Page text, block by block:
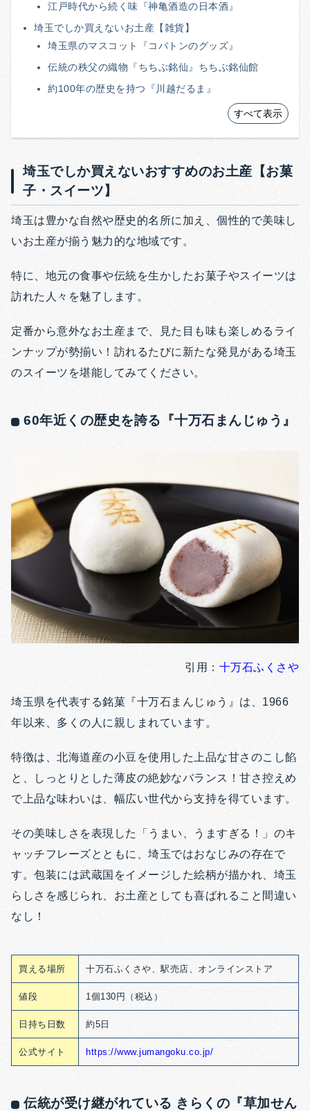
江戸時代から続く味『神亀酒造の日本酒』
埼玉でしか買えないお土産【雑貨】
埼玉県のマスコット『コバトンのグッズ』
伝統の秩父の織物『ちちぶ銘仙』ちちぶ銘仙館
約100年の歴史を持つ『川越だるま』
すべて表示
埼玉でしか買えないおすすめのお土産【お菓
子・スイーツ】
埼玉は豊かな自然や歴史的名所に加え、個性的で美味し
いお土産が揃う魅力的な地域です。
特に、地元の食事や伝統を生かしたお菓子やスイーツは
訪れた人々を魅了します。
定番から意外なお土産まで、見た目も味も楽しめるライ
ンナップが勢揃い！訪れるたびに新たな発見がある埼玉
のスイーツを堪能してみてください。
60年近くの歴史を誇る『十万石まんじゅう』
引用： 十万石ふくさや
埼玉県を代表する銘菓『十万石まんじゅう』は、1966
年以来、多くの人に親しまれています。
特徴は、北海道産の小豆を使用した上品な甘さのこし餡
と、しっとりとした薄皮の絶妙なバランス！甘さ控えめ
で上品な味わいは、幅広い世代から支持を得ています。
その美味しさを表現した「うまい、うますぎる！」のキ
ャッチフレーズとともに、埼玉ではおなじみの存在で
す。包装には武蔵国をイメージした絵柄が描かれ、埼玉
らしさを感じられ、お土産としても喜ばれること間違い
なし！
買える場所 十万石ふくさや、駅売店、オンラインストア
値段 1個130円（税込）
日持ち日数 約5日
公式サイト https://www.jumangoku.co.jp/
伝統が受け継がれている きらくの『草加せん